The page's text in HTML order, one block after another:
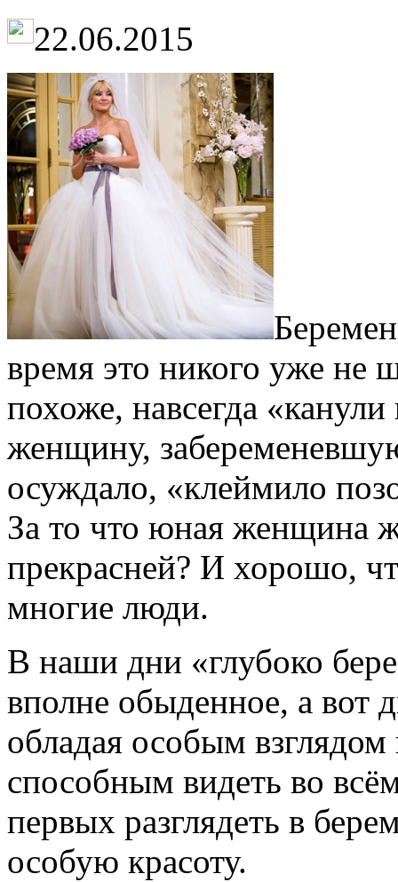
22.06.2015
время это никого уже не
похоже, навсегда
женщину,
осуждало, «клеймило
За то что юная женщина
прекрасней? И хорошо,
многие люди.
В наши дни «глубоко
вполне обыденное, а вот
обладая особым
способным видеть во
первых разглядеть в
особую красоту.